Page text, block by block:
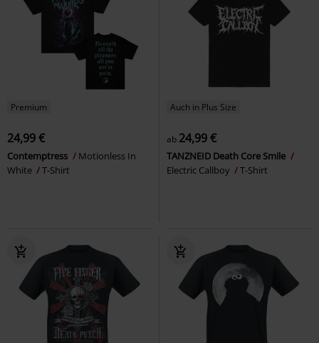
Premium
24,99 €
Contemptress
Motionless In
White
T-Shirt
Auch in Plus Size
ab 24,99 €
TANZNEID Death Core Smile
Electric Callboy
T-Shirt